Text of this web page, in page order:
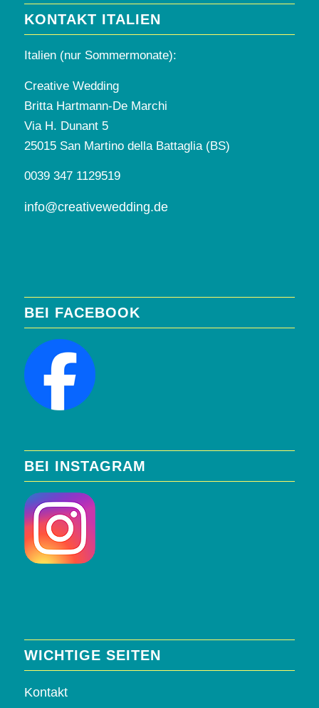
KONTAKT ITALIEN
Italien (nur Sommermonate):
Creative Wedding
Britta Hartmann-De Marchi
Via H. Dunant 5
25015 San Martino della Battaglia (BS)
0039 347 1129519
info@creativewedding.de
BEI FACEBOOK
BEI INSTAGRAM
WICHTIGE SEITEN
Kontakt